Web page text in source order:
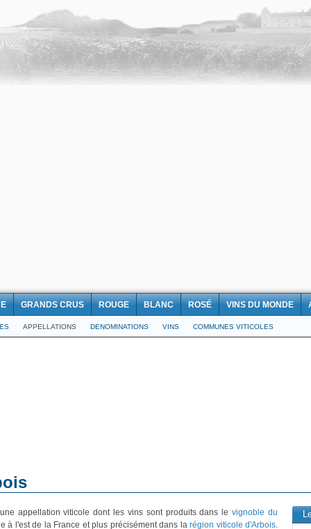
GRANDS CRUS ROUGE BLANC ROSÉ VINS DU MONDE
APPELLATIONS DENOMINATIONS VINS COMMUNES VITICOLES
appellation viticole dont les vins sont produits dans levignoble du
à l'est de la France et plus précisément dans la région viticole d'Arbois.